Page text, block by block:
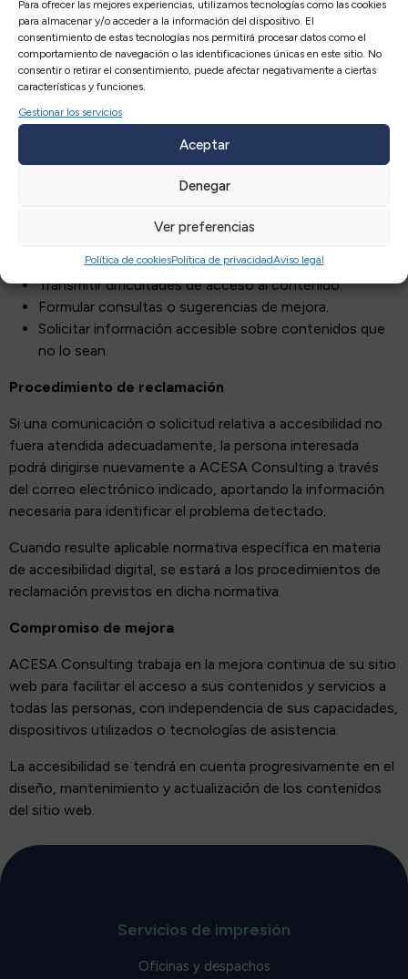
Para ofrecer las mejores experiencias, utilizamos tecnologías como las cookies
para almacenar y/o acceder a la información del dispositivo. El
consentimiento de estas tecnologías nos permitirá procesar datos como el
comportamiento de navegación o las identificaciones únicas en este sitio. No
consentir o retirar el consentimiento, puede afectar negativamente a ciertas
características y funciones.
Gestionar los servicios
Aceptar
Denegar
Ver preferencias
Política de cookiesPolítica de privacidadAviso legal
Avda. Diagonal Plaza, 14 – Nave 26
50197 Zaragoza
Teléfono: 976 595 611
Correo electrónico:
Sitio web:https://acesaconsulting.es/
accesibilidad.
Transmitir dificultades de acceso al contenido.
Formular consultas o sugerencias de mejora.
Solicitar información accesible sobre contenidos que
no lo sean.
Procedimiento de reclamación
Si una comunicación o solicitud relativa a accesibilidad no
fuera atendida adecuadamente, la persona interesada
podrá dirigirse nuevamente a ACESA Consulting a través
del correo electrónico indicado, aportando la información
necesaria para identificar el problema detectado.
Cuando resulte aplicable normativa específica en materia
de accesibilidad digital, se estará a los procedimientos de
reclamación previstos en dicha normativa.
Compromiso de mejora
ACESA Consulting trabaja en la mejora continua de su sitio
web para facilitar el acceso a sus contenidos y servicios a
todas las personas, con independencia de sus capacidades,
dispositivos utilizados o tecnologías de asistencia.
La accesibilidad se tendrá en cuenta progresivamente en el
diseño, mantenimiento y actualización de los contenidos
del sitio web.
Servicios de impresión
Oficinas y despachos